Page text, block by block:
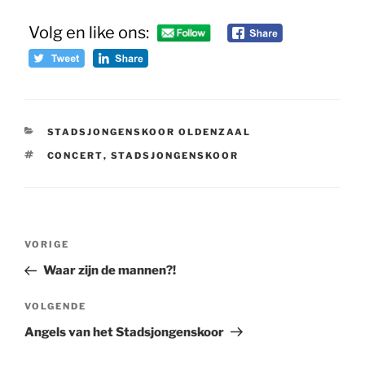
Volg en like ons:
CATEGORIEËN
STADSJONGENSKOOR OLDENZAAL
TAGS
CONCERT, STADSJONGENSKOOR
Bericht
Vorig
bericht
VORIGE
Waar zijn de mannen?!
Volgend
bericht
VOLGENDE
Angels van het Stadsjongenskoor